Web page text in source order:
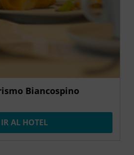
Biancospino
IR AL HOTEL